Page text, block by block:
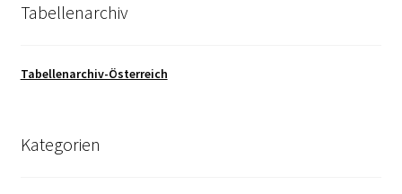
Tabellenarchiv
Tabellenarchiv-Österreich
Kategorien